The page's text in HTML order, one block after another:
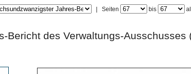
Seiten bis
Bericht des Verwaltungs-